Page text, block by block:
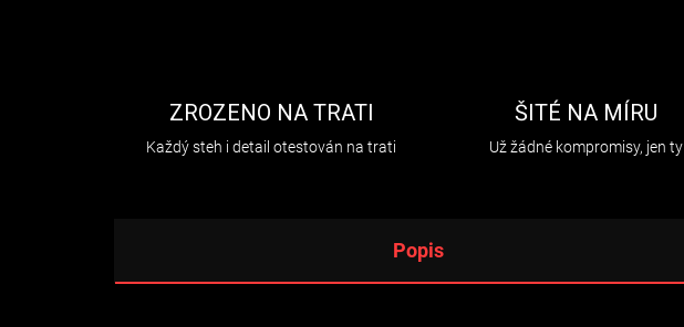
ZROZENO NA TRATI
Každý steh i detail otestován na trati
ŠITÉ NA MÍRU
Už žádné kompromisy, jen ty
Popis